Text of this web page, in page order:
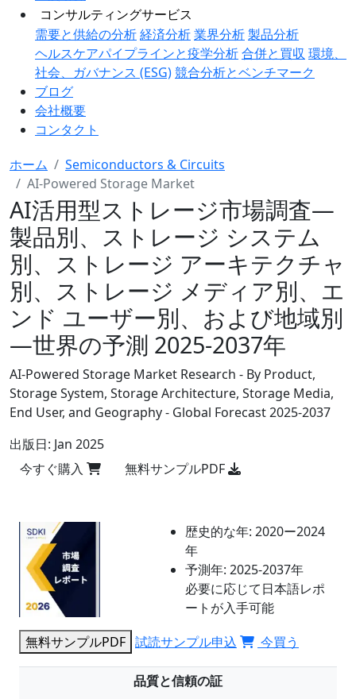
コンサルティングサービス
需要と供給の分析経済分析業界分析製品分析
ヘルスケアパイプラインと疫学分析合併と買収 環境、
社会、ガバナンス (ESG)競合分析とベンチマーク
ブログ
会社概要
コンタクト
ホーム
Semiconductors & Circuits
AI-Powered Storage Market
AI活用型ストレージ市場調査―
製品別、ストレージ システム
別、ストレージ アーキテクチャ
別、ストレージ メディア別、エ
ンド ユーザー別、および地域別
―世界の予測 2025-2037年
AI-Powered Storage Market Research - By Product,
Storage System, Storage Architecture, Storage Media,
End User, and Geography - Global Forecast 2025-2037
出版日: Jan 2025
今すぐ購入
無料サンプルPDF
歴史的な年: 2020ー2024
年
予測年: 2025-2037年
必要に応じて日本語レポ
ートが入手可能
無料サンプルPDF 試読サンプル申込 今買う
品質と信頼の証